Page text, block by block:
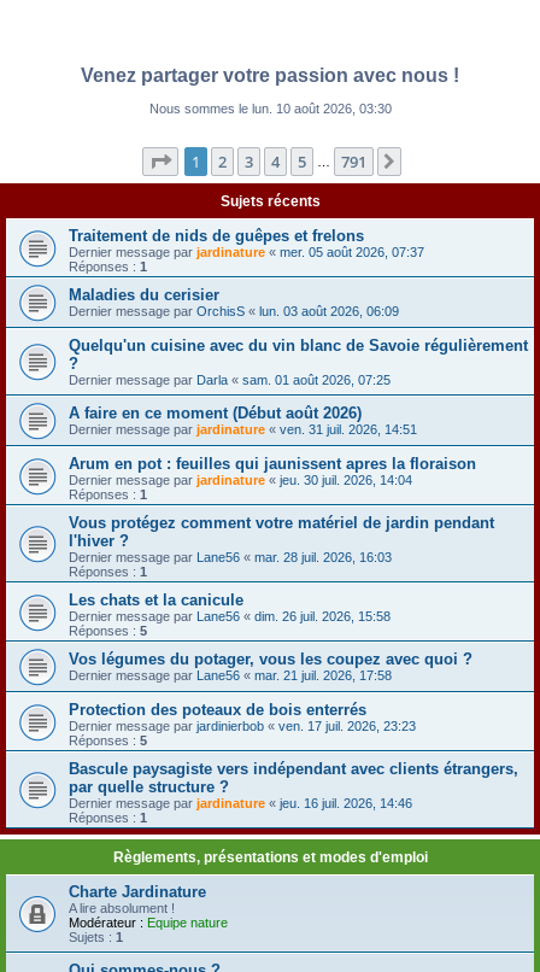
Venez partager votre passion avec nous !
Nous sommes le lun. 10 août 2026, 03:30
Page 1sur791
1 2 3 4 5 791
Sujets récents
Traitement de nids de guêpes et frelons
Dernier message par jardinature « mer. 05 août 2026, 07:37
Réponses : 1
Maladies du cerisier
Dernier message par OrchisS « lun. 03 août 2026, 06:09
Quelqu'un cuisine avec du vin blanc de Savoie régulièrement
?
Dernier message par Darla « sam. 01 août 2026, 07:25
A faire en ce moment (Début août 2026)
Dernier message par jardinature « ven. 31 juil. 2026, 14:51
Arum en pot : feuilles qui jaunissent apres la floraison
Dernier message par jardinature « jeu. 30 juil. 2026, 14:04
Réponses : 1
Vous protégez comment votre matériel de jardin pendant
l'hiver ?
Dernier message par Lane56 « mar. 28 juil. 2026, 16:03
Réponses : 1
Les chats et la canicule
Dernier message par Lane56 « dim. 26 juil. 2026, 15:58
Réponses : 5
Vos légumes du potager, vous les coupez avec quoi ?
Dernier message par Lane56 « mar. 21 juil. 2026, 17:58
Protection des poteaux de bois enterrés
Dernier message par jardinierbob « ven. 17 juil. 2026, 23:23
Réponses : 5
Bascule paysagiste vers indépendant avec clients étrangers,
par quelle structure ?
Dernier message par jardinature « jeu. 16 juil. 2026, 14:46
Réponses : 1
Règlements, présentations et modes d'emploi
Charte Jardinature
A lire absolument !
Modérateur : Equipe nature
Sujets : 1